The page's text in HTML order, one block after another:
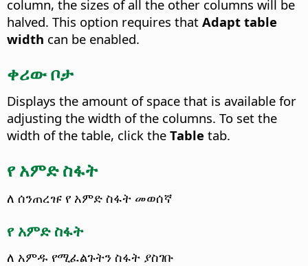
column, the sizes of all the other columns will be
halved. This option requires that Adapt table
width can be enabled.
ቀሪው ቦታ
Displays the amount of space that is available for
adjusting the width of the columns. To set the
width of the table, click the Table tab.
የ አምድ ስፋት
ለ ሰንጠረዡ የ አምድ ስፋት መወሰኛ
የ አምድ ስፋት
ለ አምዱ የሚፈልጉትን ስፋት ያስገቡ